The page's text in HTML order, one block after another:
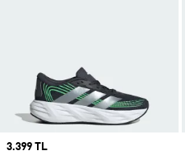
Price
3.399 TL